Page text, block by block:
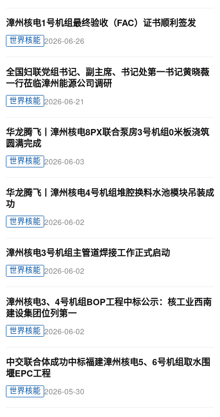
漳州核电1号机组最终验收（FAC）证书顺利签发
世界核能 2026-06-26
全国妇联党组书记、副主席、书记处第一书记黄晓薇
一行莅临漳州能源公司调研
世界核能 2026-06-21
华龙腾飞丨漳州核电8PX联合泵房3号机组0米板浇筑
圆满完成
世界核能 2026-06-03
华龙腾飞丨漳州核电4号机组堆腔换料水池模块吊装成
功
世界核能 2026-06-02
漳州核电3号机组主管道焊接工作正式启动
世界核能 2026-06-02
漳州核电3、4号机组BOP工程中标公示：核工业西南
建设集团位列第一
世界核能 2026-06-02
中交联合体成功中标福建漳州核电5、6号机组取水围
堰EPC工程
世界核能 2026-05-30